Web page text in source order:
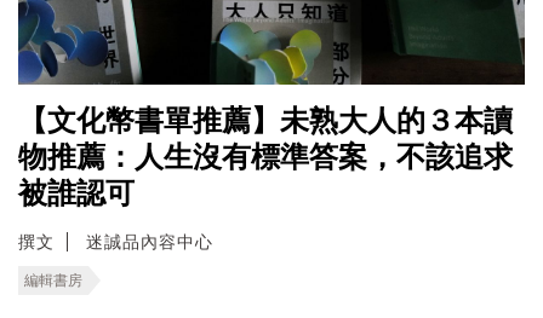
【文化幣書單推薦】未熟大人的３本讀
物推薦：人生沒有標準答案，不該追求
被誰認可
撰文 迷誠品內容中心
編輯書房